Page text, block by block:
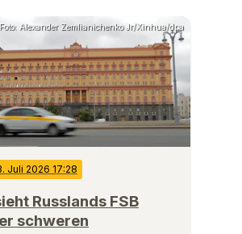
Foto: Alexander Zemlianichenko Jr/Xinhua/dpa
. Juli 2026 17:28
Russlands FSB
schweren